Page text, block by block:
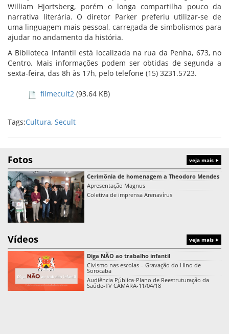
William Hjortsberg, porém o longa compartilha pouco da
narrativa literária. O diretor Parker preferiu utilizar-se de
uma linguagem mais pessoal, carregada de simbolismos para
ajudar no andamento da história.
A Biblioteca Infantil está localizada na rua da Penha, 673, no
Centro. Mais informações podem ser obtidas de segunda a
sexta-feira, das 8h às 17h, pelo telefone (15) 3231.5723.
filmecult2 (93.64 KB)
Tags:Cultura, Secult
Fotos veja mais
Cerimônia de homenagem a Theodoro Mendes
Apresentação Magnus
Coletiva de imprensa Arenavírus
Vídeos veja mais
Diga NÃO ao trabalho infantil
Civismo nas escolas – Gravação do Hino de
Sorocaba
Audiência Pública-Plano de Reestruturação da
Saúde-TV CÂMARA-11/04/18